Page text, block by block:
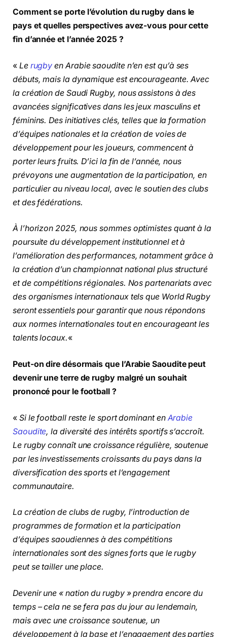
Comment se porte l’évolution du rugby dans le
pays et quelles perspectives avez-vous pour cette
fin d’année et l’année 2025 ?
« Le rugby en Arabie saoudite n’en est qu’à ses
débuts, mais la dynamique est encourageante. Avec
la création de Saudi Rugby, nous assistons à des
avancées significatives dans les jeux masculins et
féminins. Des initiatives clés, telles que la formation
d’équipes nationales et la création de voies de
développement pour les joueurs, commencent à
porter leurs fruits. D’ici la fin de l’année, nous
prévoyons une augmentation de la participation, en
particulier au niveau local, avec le soutien des clubs
et des fédérations.
À l’horizon 2025, nous sommes optimistes quant à la
poursuite du développement institutionnel et à
l’amélioration des performances, notamment grâce à
la création d’un championnat national plus structuré
et de compétitions régionales. Nos partenariats avec
des organismes internationaux tels que World Rugby
seront essentiels pour garantir que nous répondons
aux normes internationales tout en encourageant les
talents locaux.«
Peut-on dire désormais que l’Arabie Saoudite peut
devenir une terre de rugby malgré un souhait
prononcé pour le football ?
« Si le football reste le sport dominant en Arabie
Saoudite, la diversité des intérêts sportifs s’accroît.
Le rugby connaît une croissance régulière, soutenue
par les investissements croissants du pays dans la
diversification des sports et l’engagement
communautaire.
La création de clubs de rugby, l’introduction de
programmes de formation et la participation
d’équipes saoudiennes à des compétitions
internationales sont des signes forts que le rugby
peut se tailler une place.
Devenir une « nation du rugby » prendra encore du
temps – cela ne se fera pas du jour au lendemain,
mais avec une croissance soutenue, un
développement à la base et l’engagement des parties